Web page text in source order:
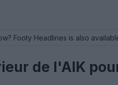
Footy Headlines is also
de l'AIK